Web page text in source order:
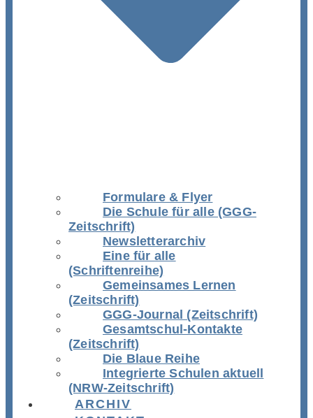
Formulare & Flyer
Die Schule für alle (GGG-
Zeitschrift)
Newsletterarchiv
Eine für alle
(Schriftenreihe)
Gemeinsames Lernen
(Zeitschrift)
GGG-Journal (Zeitschrift)
Gesamtschul-Kontakte
(Zeitschrift)
Die Blaue Reihe
Integrierte Schulen aktuell
(NRW-Zeitschrift)
ARCHIV